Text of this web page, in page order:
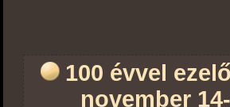
100 évvel
november